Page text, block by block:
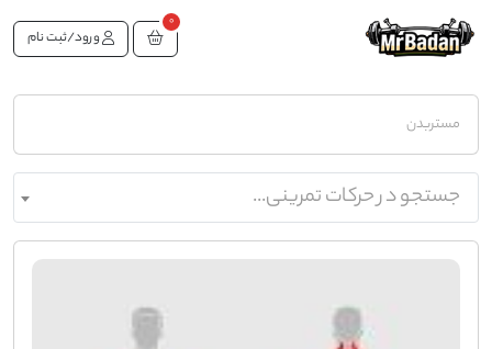
0
ورود/ثبت نام
مستربدن
جستجو در حرکات تمرینی...